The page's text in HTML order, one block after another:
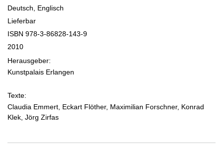
Deutsch, Englisch
Lieferbar
ISBN 978-3-86828-143-9
2010
Herausgeber:
Kunstpalais Erlangen
Texte:
Claudia Emmert, Eckart Flöther, Maximilian Forschner, Konrad
Klek, Jörg Zirfas